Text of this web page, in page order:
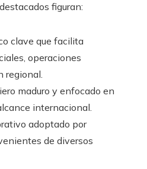
figuran:
clave que facilita
operaciones
regional.
maduro y enfocado en
internacional.
adoptado por
de diversos